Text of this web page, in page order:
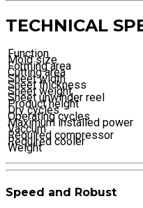
TECHNICAL
Function
Mold size
Forming area
Cutting area
Sheet width
Sheet thickness
Sheet weight
Sheet unwinder reel
Product height
Dry cycles
Operating cycles
Maximum installed power
Vaccum
Required compressor
Required cooler
Weight
Speed and Robust